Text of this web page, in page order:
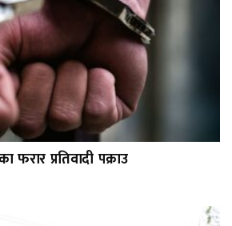
फरार प्रतिवादी पक्राउ